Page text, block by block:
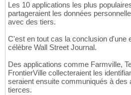
Les 10 applications les plus
partageraient les données
avec des tiers.
C'est en tout cas la conclusion d'une
célèbre Wall Street Journal.
Des applications comme Farmville,
FrontierVille collecteraient les
seraient ensuite communiqués à des
tierces.